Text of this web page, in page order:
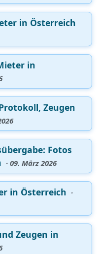
in Österreich
in
Zeugen
Fotos
· 09. März 2026
in Österreich ·
Zeugen in